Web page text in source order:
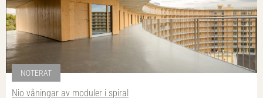
NOTERAT
Nio våningar av moduler i spiral